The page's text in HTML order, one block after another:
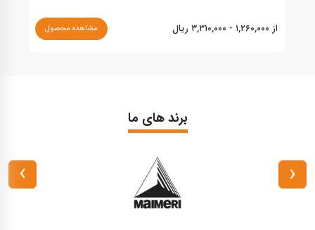
از ۱,۲۶۰,۰۰۰ - ۳,۳۱۰,۰۰۰ ریال مشاهده محصول
برند های ما
‹
›